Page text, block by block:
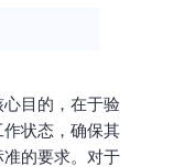
目的，在于验
状态，确保其
的要求。对于